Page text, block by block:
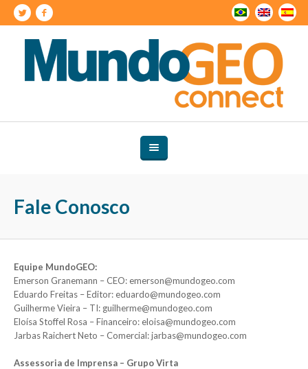
Fale Conosco
Equipe MundoGEO:
Emerson Granemann – CEO: emerson@mundogeo.com
Eduardo Freitas – Editor: eduardo@mundogeo.com
Guilherme Vieira – TI: guilherme@mundogeo.com
Eloísa Stoffel Rosa – Financeiro: eloisa@mundogeo.com
Jarbas Raichert Neto – Comercial: jarbas@mundogeo.com
Assessoria de Imprensa – Grupo Virta